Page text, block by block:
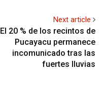
Next article
El 20 % de los recintos de
Pucayacu permanece
incomunicado tras las
fuertes lluvias